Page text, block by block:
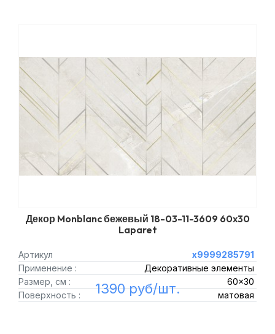
Декор Monblanc бежевый 18-03-11-3609 60x30
Laparet
Артикул
х9999285791
Применение :
Декоративные элементы
Размер, см :
60x30
Поверхность :
матовая
1390 руб/шт.